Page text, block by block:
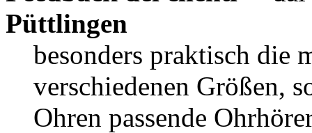
Püttlingen
besonders praktisch die
verschiedenen Größen,
Ohren passende